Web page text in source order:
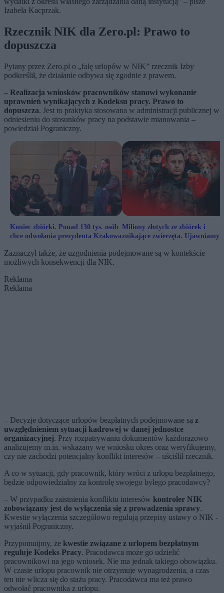
Izabela Kacprzak.
Rzecznik NIK dla Zero.pl: Prawo to
dopuszcza
Pytany przez Zero.pl o „falę urlopów w NIK” rzecznik Izby
podkreślił, że działanie odbywa się zgodnie z prawem.
– Realizacja wniosków pracowników stanowi wykonanie
uprawnień wynikających z Kodeksu pracy. Prawo to
dopuszcza. Jest to praktyka stosowana w administracji publicznej w
odniesieniu do stosunków pracy na podstawie mianowania –
powiedział Pograniczny.
Koniec zbiórki. Ponad 130 tys. osób
chce odwołania prezydenta Krakowa
Miliony złotych ze zbiórek i
znikające zwierzęta. Ujawniamy
Zaznaczył także, że uzgodnienia podejmowane są w kontekście
możliwych konsekwencji dla NIK.
Reklama
Reklama
– Decyzje dotyczące urlopów bezpłatnych podejmowane są z
uwzględnieniem sytuacji kadrowej w danej jednostce
organizacyjnej. Przy rozpatrywaniu dokumentów każdorazowo
analizujemy m.in. wskazany we wniosku okres oraz weryfikujemy,
czy nie zachodzi potencjalny konflikt interesów – uściślił rzecznik.
A co w sytuacji, gdy pracownik, który wróci z urlopu bezpłatnego,
będzie odpowiedzialny za kontrolę swojego byłego pracodawcy?
– W przypadku zaistnienia konfliktu interesów kontroler NIK
zobowiązany jest do wyłączenia się z prowadzenia sprawy.
Kwestie wyłączenia szczegółowo regulują przepisy ustawy o NIK -
wyjaśnił Pograniczny.
Przypomnijmy, że kwestie związane z urlopem bezpłatnym
reguluje Kodeks Pracy. Pracodawca może go udzielić
pracownikowi na jego wniosek. Nie ma jednak takiego obowiązku.
W czasie urlopu pracownik nie otrzymuje wynagrodzenia, a czas
ten nie wlicza się do stażu pracy. Pracodawca ma też prawo
odwołać pracownika z urlopu.